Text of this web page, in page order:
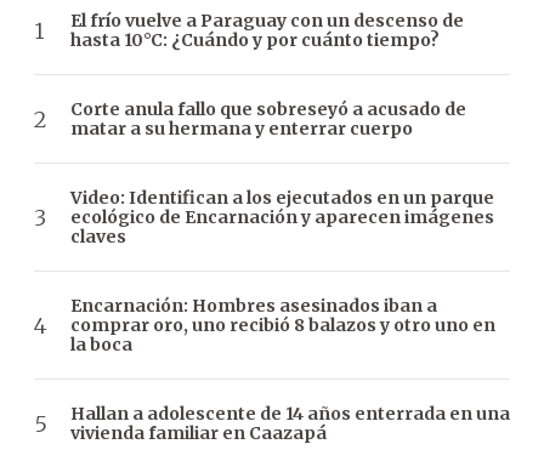
El frío vuelve a Paraguay con un descenso de
hasta 10°C: ¿Cuándo y por cuánto tiempo?
Corte anula fallo que sobreseyó a acusado de
matar a su hermana y enterrar cuerpo
Video: Identifican a los ejecutados en un parque
ecológico de Encarnación y aparecen imágenes
claves
Encarnación: Hombres asesinados iban a
comprar oro, uno recibió 8 balazos y otro uno en
la boca
Hallan a adolescente de 14 años enterrada en una
vivienda familiar en Caazapá